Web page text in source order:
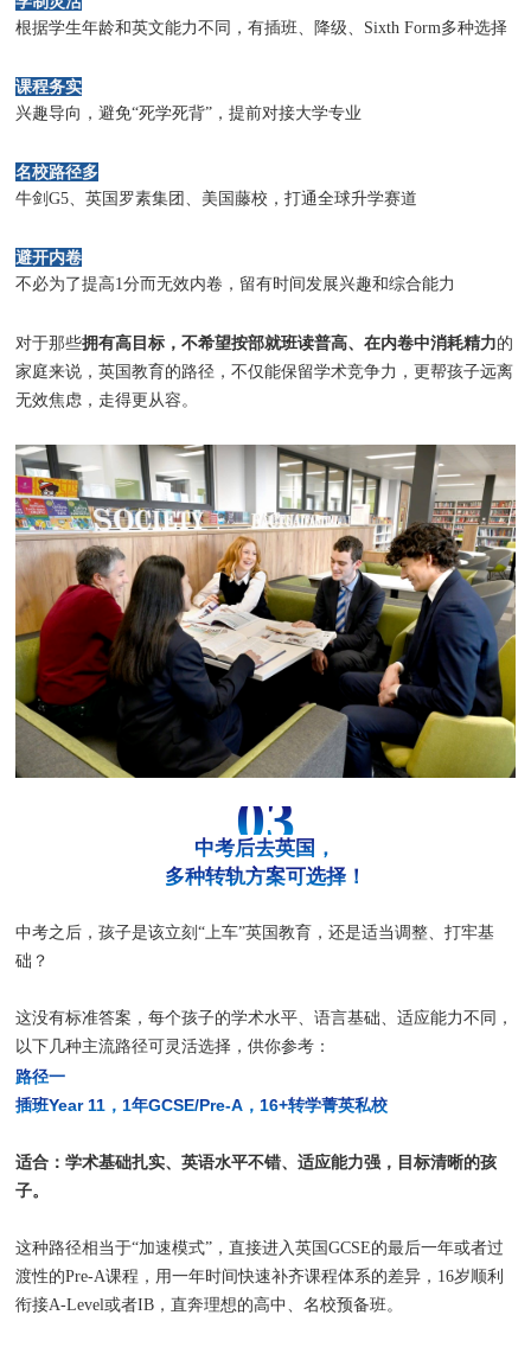
根据学生年龄和英文能力不同，有插班、降级、Sixth Form多种选择
课程务实
兴趣导向，避免“死学死背”，提前对接大学专业
名校路径多
牛剑G5、英国罗素集团、美国藤校，打通全球升学赛道
避开内卷
不必为了提高1分而无效内卷，留有时间发展兴趣和综合能力
对于那些拥有高目标，不希望按部就班读普高、在内卷中消耗精力的
家庭来说，英国教育的路径，不仅能保留学术竞争力，更帮孩子远离
无效焦虑，走得更从容。
03
中考后去英国，
多种转轨方案可选择！
中考之后，孩子是该立刻“上车”英国教育，还是适当调整、打牢基
础？
这没有标准答案，每个孩子的学术水平、语言基础、适应能力不同，
以下几种主流路径可灵活选择，供你参考：
路径一
插班Year 11，1年GCSE/Pre-A，16+转学菁英私校
适合：学术基础扎实、英语水平不错、适应能力强，目标清晰的孩
子。
这种路径相当于“加速模式”，直接进入英国GCSE的最后一年或者过
渡性的Pre-A课程，用一年时间快速补齐课程体系的差异，16岁顺利
衔接A-Level或者IB，直奔理想的高中、名校预备班。